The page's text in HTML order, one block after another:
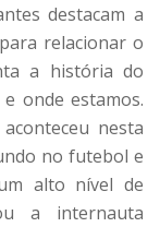
destacam a
relacionar o
a história do
onde estamos.
nesta
no futebol e
alto nível de
a internauta